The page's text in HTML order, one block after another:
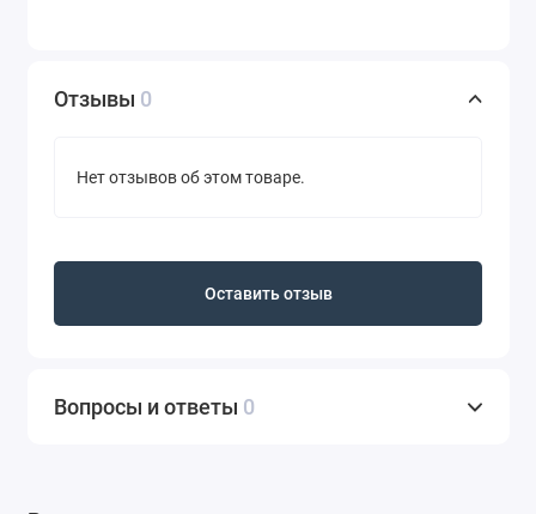
Отзывы 0
Нет отзывов об этом товаре.
Оставить отзыв
Вопросы и ответы 0